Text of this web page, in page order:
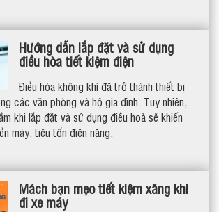
Hướng dẫn lắp đặt và sử dụng
điều hòa tiết kiệm điện
Điều hòa không khí đã trở thành thiết bị
các văn phòng và hộ gia đình. Tuy nhiên,
khi lắp đặt và sử dụng điều hoà sẽ khiến
máy, tiêu tốn điện năng.
Mách bạn mẹo tiết kiệm xăng khi
đi xe máy